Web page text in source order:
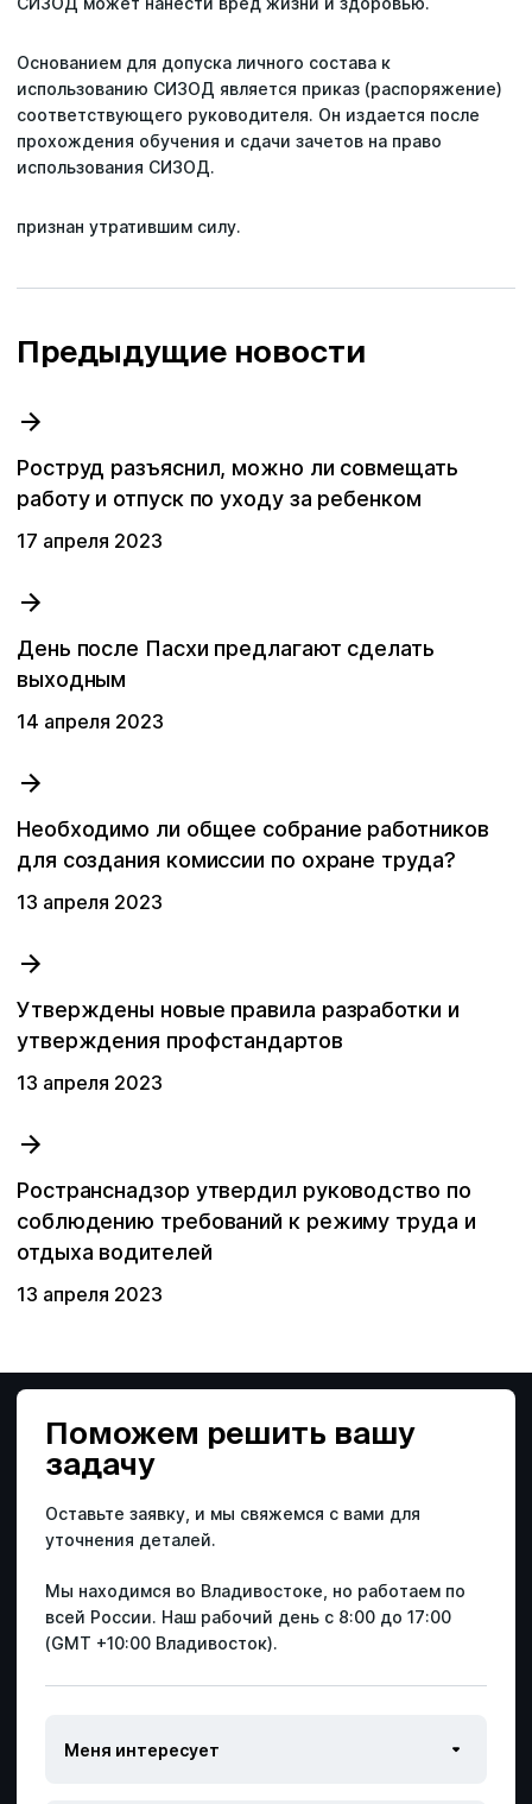
Последние поисковые запросы
Основанием для допуска личного состава к
использованию СИЗОД является приказ (распоряжение)
соответствующего руководителя. Он издается после
прохождения обучения и сдачи зачетов на право
использования СИЗОД.
признан утратившим силу.
Предыдущие новости
Роструд разъяснил, можно ли совмещать
работу и отпуск по уходу за ребенком
17 апреля 2023
День после Пасхи предлагают сделать
выходным
14 апреля 2023
Необходимо ли общее собрание работников
для создания комиссии по охране труда?
13 апреля 2023
Утверждены новые правила разработки и
утверждения профстандартов
13 апреля 2023
Ространснадзор утвердил руководство по
соблюдению требований к режиму труда и
отдыха водителей
13 апреля 2023
Поможем решить вашу
задачу
Оставьте заявку, и мы свяжемся с вами для
уточнения деталей.
Мы находимся во Владивостоке, но работаем по
всей России. Наш рабочий день с 8:00 до 17:00
(GMT +10:00 Владивосток).